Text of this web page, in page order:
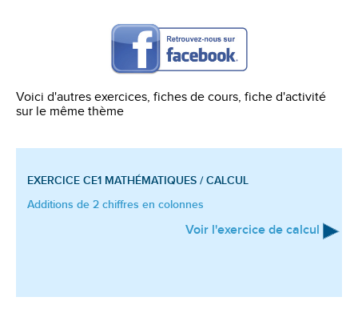
Voici d'autres exercices, fiches de cours, fiche d'activité
sur le même thème
EXERCICE CE1 MATHÉMATIQUES / CALCUL
Additions de 2 chiffres en colonnes
Voir l'exercice de calcul